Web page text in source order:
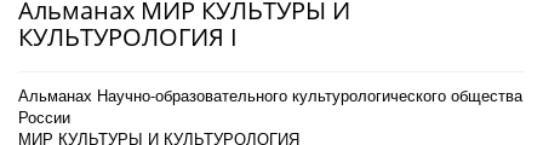
Альманах МИР КУЛЬТУРЫ И
КУЛЬТУРОЛОГИЯ I
Альманах Научно-образовательного культурологического общества
России
МИР КУЛЬТУРЫ И КУЛЬТУРОЛОГИЯ